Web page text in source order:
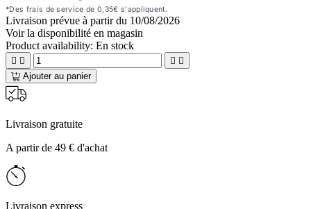
Livraison prévue à partir du 10/08/2026
Voir la disponibilité en magasin
Product availability: En stock
   
Ajouter au panier
Livraison gratuite
A partir de 49 € d'achat
Livraison express